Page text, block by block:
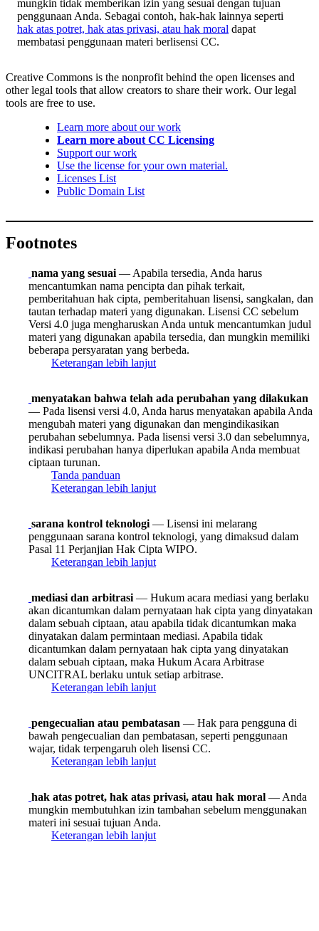
mungkin tidak memberikan izin yang sesuai dengan tujuan
penggunaan Anda. Sebagai contoh, hak-hak lainnya seperti
hak atas potret, hak atas privasi, atau hak moral dapat
membatasi penggunaan materi berlisensi CC.
Creative Commons is the nonprofit behind the open licenses and
other legal tools that allow creators to share their work. Our legal
tools are free to use.
Learn more about our work
Learn more about CC Licensing
Support our work
Use the license for your own material.
Licenses List
Public Domain List
Footnotes
nama yang sesuai — Apabila tersedia, Anda harus
mencantumkan nama pencipta dan pihak terkait,
pemberitahuan hak cipta, pemberitahuan lisensi, sangkalan, dan
tautan terhadap materi yang digunakan. Lisensi CC sebelum
Versi 4.0 juga mengharuskan Anda untuk mencantumkan judul
materi yang digunakan apabila tersedia, dan mungkin memiliki
beberapa persyaratan yang berbeda.
Keterangan lebih lanjut
menyatakan bahwa telah ada perubahan yang dilakukan
— Pada lisensi versi 4.0, Anda harus menyatakan apabila Anda
mengubah materi yang digunakan dan mengindikasikan
perubahan sebelumnya. Pada lisensi versi 3.0 dan sebelumnya,
indikasi perubahan hanya diperlukan apabila Anda membuat
ciptaan turunan.
Tanda panduan
Keterangan lebih lanjut
sarana kontrol teknologi — Lisensi ini melarang
penggunaan sarana kontrol teknologi, yang dimaksud dalam
Pasal 11 Perjanjian Hak Cipta WIPO.
Keterangan lebih lanjut
mediasi dan arbitrasi — Hukum acara mediasi yang berlaku
akan dicantumkan dalam pernyataan hak cipta yang dinyatakan
dalam sebuah ciptaan, atau apabila tidak dicantumkan maka
dinyatakan dalam permintaan mediasi. Apabila tidak
dicantumkan dalam pernyataan hak cipta yang dinyatakan
dalam sebuah ciptaan, maka Hukum Acara Arbitrase
UNCITRAL berlaku untuk setiap arbitrase.
Keterangan lebih lanjut
pengecualian atau pembatasan — Hak para pengguna di
bawah pengecualian dan pembatasan, seperti penggunaan
wajar, tidak terpengaruh oleh lisensi CC.
Keterangan lebih lanjut
hak atas potret, hak atas privasi, atau hak moral — Anda
mungkin membutuhkan izin tambahan sebelum menggunakan
materi ini sesuai tujuan Anda.
Keterangan lebih lanjut